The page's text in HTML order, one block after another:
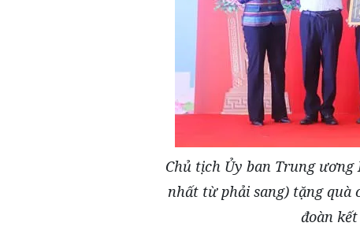
Chủ tịch Ủy ban Trung
nhất từ phải sang) tặng quà
đoàn